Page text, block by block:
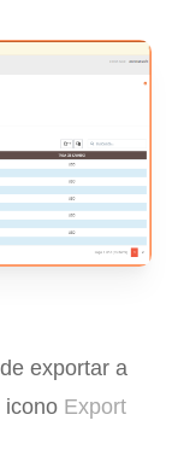
exportar a
icono Export